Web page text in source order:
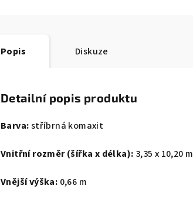
Popis Diskuze
Detailní popis produktu
Barva:stříbrná komaxit
Vnitřní rozměr (šířka x délka): 3,35 x 10,20 m
Vnější výška: 0,66 m